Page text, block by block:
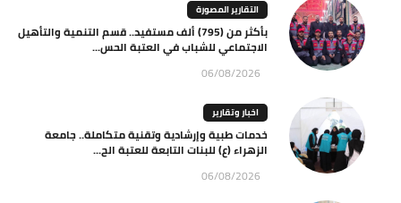
التقارير المصورة
بأكثر من (795) ألف مستفيد.. قسم التنمية والتأهيل
الاجتماعي للشباب في العتبة الحس...
06/08/2026
اخبار وتقارير
خدمات طبية وإرشادية وتقنية متكاملة.. جامعة
الزهراء (ع) للبنات التابعة للعتبة الح...
06/08/2026